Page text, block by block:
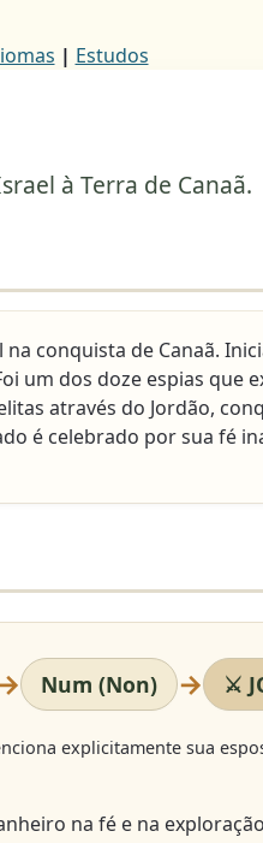
| Estudos
à Terra de Canaã.
conquista de Canaã.
um dos doze espias que
através do Jordão,
é celebrado por sua fé
Num (Non) → ⚔️
explicitamente sua
na fé e na